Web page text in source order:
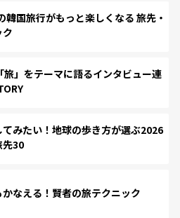
国旅行がもっと楽しくなる 旅先・
」をテーマに語るインタビュー連
みたい！地球の歩き方が選ぶ2026
先30
なえる！賢者の旅テクニック